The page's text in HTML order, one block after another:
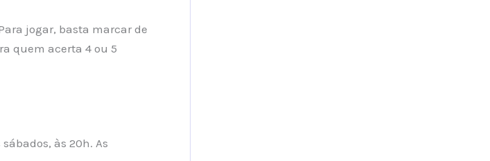
jogar, basta marcar de
quem acerta 4 ou 5
às 20h. As